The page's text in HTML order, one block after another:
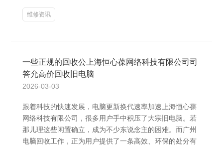
维修资讯
一些正规的回收公上海恒心葆网络科技有限公司司
答允高价回收旧电脑
2026-03-03
跟着科技的快速发展，电脑更新换代速率加速上海恒心葆
网络科技有限公司，很多用户手中积压了大宗旧电脑。若
那儿理这些闲置确立，成为不少东说念主的困难。而广州
电脑回收工作，正为用户提供了一条高效、环保的处分有